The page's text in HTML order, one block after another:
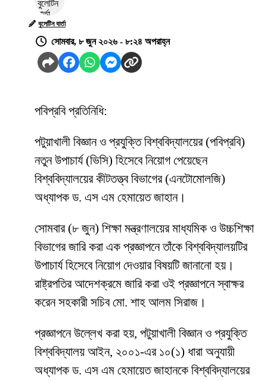
বুলেটিন বার্তা
সোমবার, ৮ জুন ২০২৬ - ৮:২৪ অপরাহ্ন
পবিপ্রবি প্রতিনিধি:
পটুয়াখালী বিজ্ঞান ও প্রযুক্তি বিশ্ববিদ্যালয়ের (পবিপ্রবি)
নতুন উপাচার্য (ভিসি) হিসেবে নিয়োগ পেয়েছেন
বিশ্ববিদ্যালয়ের কীটতত্ত্ব বিভাগের (এনটোমোলজি)
অধ্যাপক ড. এস এম হেমায়েত জাহান।
সোমবার (৮ জুন) শিক্ষা মন্ত্রণালয়ের মাধ্যমিক ও উচ্চশিক্ষা
বিভাগের জারি করা এক প্রজ্ঞাপনে তাঁকে বিশ্ববিদ্যালয়টির
উপাচার্য হিসেবে নিয়োগ দেওয়ার বিষয়টি জানানো হয়।
রাষ্ট্রপতির আদেশক্রমে জারি করা ওই প্রজ্ঞাপনে স্বাক্ষর
করেন সহকারী সচিব মো. শাহ আলম সিরাজ।
প্রজ্ঞাপনে উল্লেখ করা হয়, পটুয়াখালী বিজ্ঞান ও প্রযুক্তি
বিশ্ববিদ্যালয় আইন, ২০০১-এর ১০(১) ধারা অনুযায়ী
অধ্যাপক ড. এস এম হেমায়েত জাহানকে বিশ্ববিদ্যালয়ের